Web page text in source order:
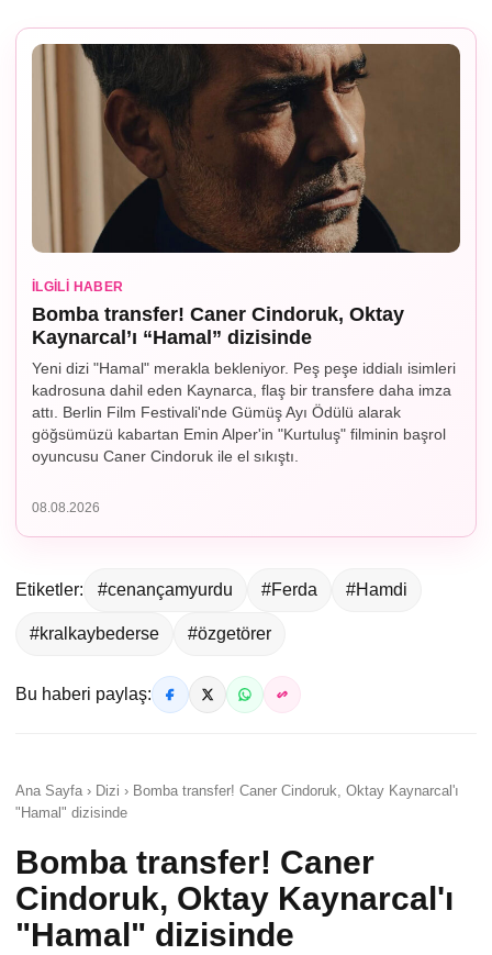
İLGILI HABER
Bomba transfer! Caner Cindoruk, Oktay
Kaynarcal’ı “Hamal” dizisinde
Yeni dizi "Hamal" merakla bekleniyor. Peş peşe iddialı isimleri
kadrosuna dahil eden Kaynarca, flaş bir transfere daha imza
attı. Berlin Film Festivali'nde Gümüş Ayı Ödülü alarak
göğsümüzü kabartan Emin Alper'in "Kurtuluş" filminin başrol
oyuncusu Caner Cindoruk ile el sıkıştı.
08.08.2026
Etiketler: #cenançamyurdu #Ferda #Hamdi
#kralkaybederse #özgetörer
Bu haberi paylaş:
Ana Sayfa › Dizi › Bomba transfer! Caner Cindoruk, Oktay Kaynarcal'ı
"Hamal" dizisinde
Bomba transfer! Caner
Cindoruk, Oktay Kaynarcal'ı
"Hamal" dizisinde